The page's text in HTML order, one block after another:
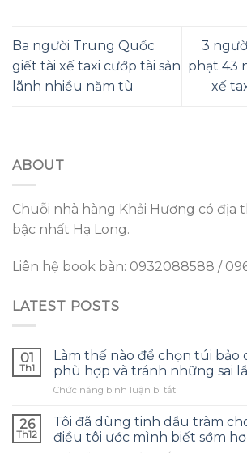
Ba người Trung Quốc
giết tài xế taxi cướp tài sản
lãnh nhiều năm tù
3
phạt 43
xế
ABOUT
Chuỗi nhà hàng Khải Hương có địa
bậc nhất Hạ Long.
Liên hệ book bàn: 0932088588 /
LATEST POSTS
01
Th1
Làm thế nào để chọn túi bảo
phù hợp và tránh những sai
Chức năng bình luận bị tắtở
thế
nào
để
26
Th12
Tôi đã dùng tinh dầu tràm
điều tôi ước mình biết sớm